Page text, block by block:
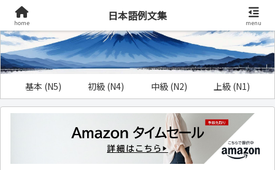
基本 (N5) 初級 (N4) 中級 (N2) 上級 (N1)
home
日本語例文集
menu